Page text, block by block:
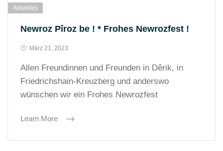
Aktuelles
Newroz Pîroz be ! * Frohes Newrozfest !
März 21, 2023
Allen Freundinnen und Freunden in Dêrik, in
Friedrichshain-Kreuzberg und anderswo
wünschen wir ein Frohes Newrozfest
Learn More